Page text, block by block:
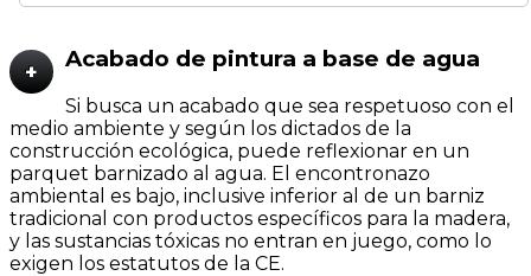
+ Acabado de pintura a base de agua
Si busca un acabado que sea respetuoso con el
medio ambiente y según los dictados de la
construcción ecológica, puede reflexionar en un
parquet barnizado al agua. El encontronazo
ambiental es bajo, inclusive inferior al de un barniz
tradicional con productos específicos para la madera,
y las sustancias tóxicas no entran en juego, como lo
exigen los estatutos de la CE.